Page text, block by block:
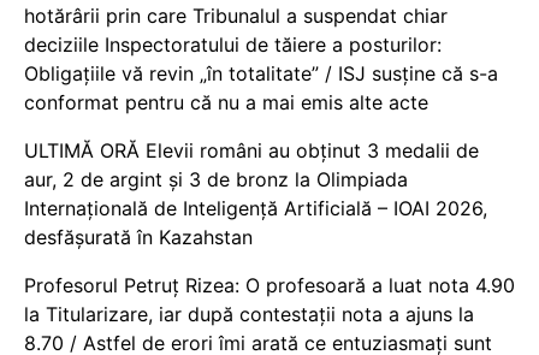
hotărârii prin care Tribunalul a suspendat chiar
deciziile Inspectoratului de tăiere a posturilor:
Obligațiile vă revin „în totalitate” / ISJ susține că s-a
conformat pentru că nu a mai emis alte acte
ULTIMĂ ORĂ Elevii români au obținut 3 medalii de
aur, 2 de argint și 3 de bronz la Olimpiada
Internațională de Inteligență Artificială – IOAI 2026,
desfășurată în Kazahstan
Profesorul Petruț Rizea: O profesoară a luat nota 4.90
la Titularizare, iar după contestații nota a ajuns la
8.70 / Astfel de erori îmi arată ce entuziasmați sunt